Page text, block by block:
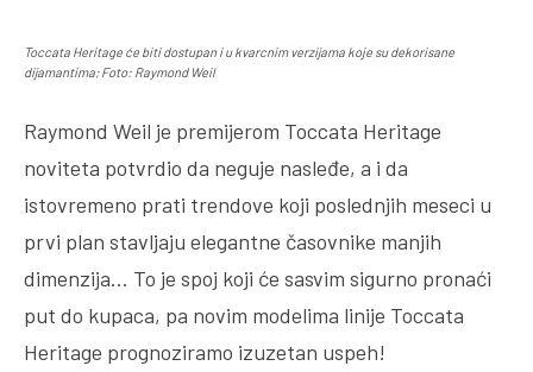
Toccata Heritage će biti dostupan i u kvarcnim verzijama koje su dekorisane
dijamantima; Foto: Raymond Weil
Raymond Weil je premijerom Toccata Heritage
noviteta potvrdio da neguje nasleđe, a i da
istovremeno prati trendove koji poslednjih meseci u
prvi plan stavljaju elegantne časovnike manjih
dimenzija… To je spoj koji će sasvim sigurno pronaći
put do kupaca, pa novim modelima linije Toccata
Heritage prognoziramo izuzetan uspeh!